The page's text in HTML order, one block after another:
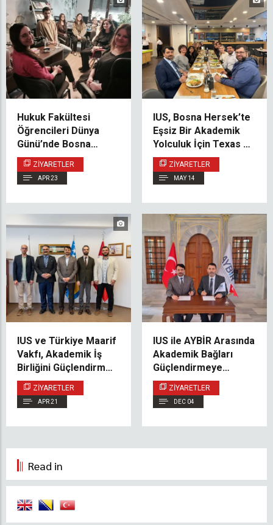
Hukuk Fakültesi
Öğrencileri Dünya
Günü’nde Bosna
Hersek Aarhus
Merkezi’ni Ziyaret Etti
ZIYARETLER
APR 23
IUS, Bosna Hersek’te
Eşsiz Bir Akademik
Yolculuk İçin Texas at
Austin Üniversitesi
Öğrencilerini Ağırlıyor
ZIYARETLER
MAY 14
IUS ve Türkiye Maarif
Vakfı, Akademik İş
Birliğini Güçlendirme
Fırsatlarını
Değerlendirdi
ZIYARETLER
APR 21
IUS ile AYBİR Arasında
Akademik Bağları
Güçlendirmeye
Yönelik İyi Niyet İş
Birliği Protokolü
İmzalandı
ZIYARETLER
DEC 04
Read in